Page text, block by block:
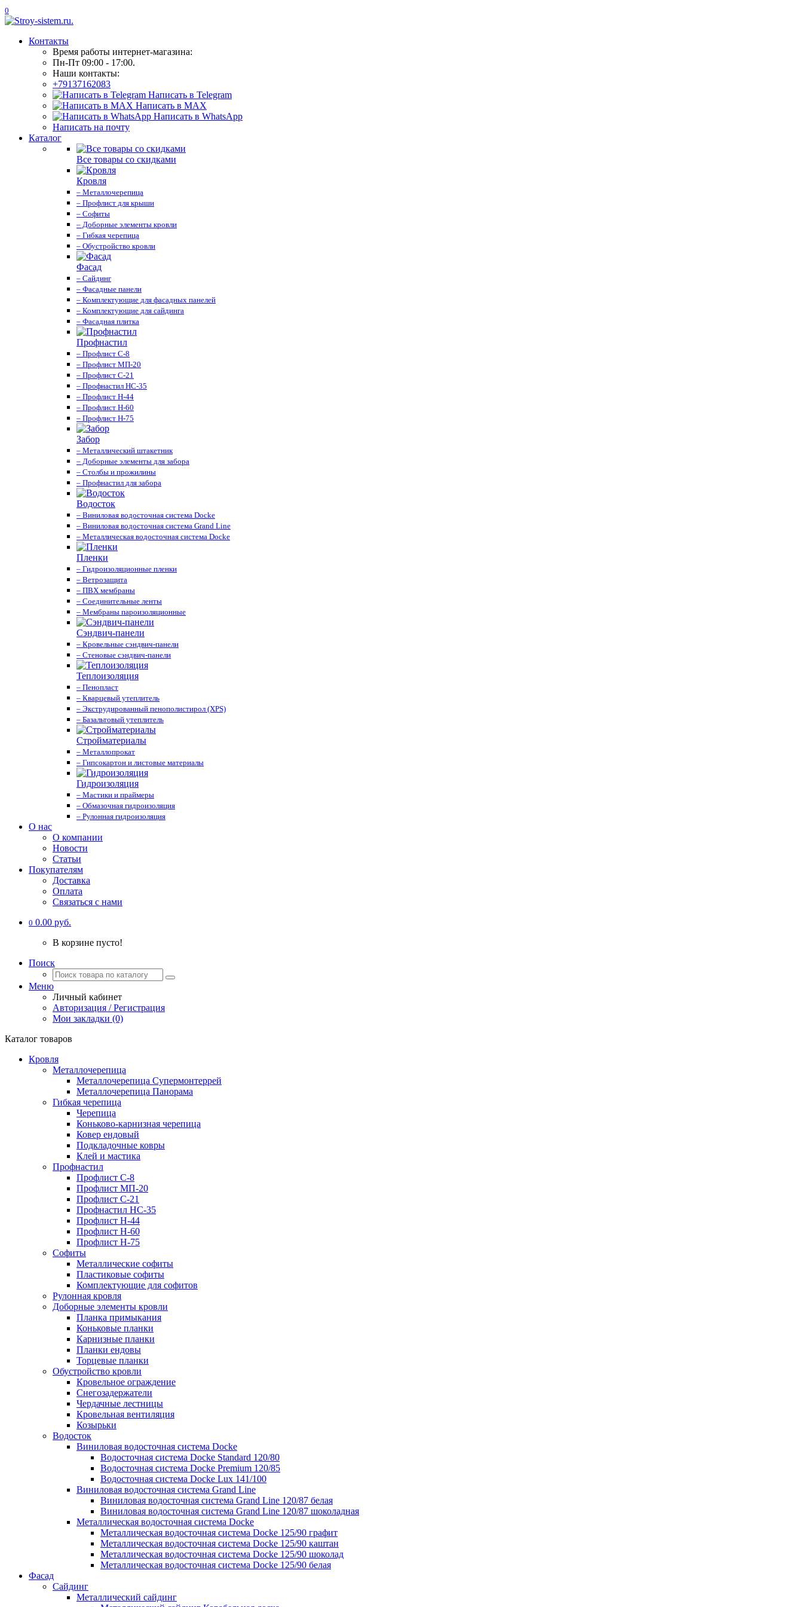
0
Контакты
Время работы интернет-магазина:
Пн-Пт 09:00 - 17:00.
Наши контакты:
+79137162083
Написать в Telegram
Написать в MAX
Написать в WhatsApp
Написать на почту
Каталог
Все товары со скидками
Кровля
– Металлочерепица
– Профлист для крыши
– Софиты
– Доборные элементы кровли
– Гибкая черепица
– Обустройство кровли
Фасад
– Сайдинг
– Фасадные панели
– Комплектующие для фасадных панелей
– Комплектующие для сайдинга
– Фасадная плитка
Профнастил
– Профлист С-8
– Профлист МП-20
– Профлист С-21
– Профнастил НС-35
– Профлист Н-44
– Профлист Н-60
– Профлист Н-75
Забор
– Металлический штакетник
– Доборные элементы для забора
– Столбы и прожилины
– Профнастил для забора
Водосток
– Виниловая водосточная система Docke
– Виниловая водосточная система Grand Line
– Металлическая водосточная система Docke
Пленки
– Гидроизоляционные пленки
– Ветрозащита
– ПВХ мембраны
– Соединительные ленты
– Мембраны пароизоляционные
Сэндвич-панели
– Кровельные сэндвич-панели
– Стеновые сэндвич-панели
Теплоизоляция
– Пенопласт
– Кварцевый утеплитель
– Экструдированный пенополистирол (XPS)
– Базальтовый утеплитель
Стройматериалы
– Металлопрокат
– Гипсокартон и листовые материалы
Гидроизоляция
– Мастики и праймеры
– Обмазочная гидроизоляция
– Рулонная гидроизоляция
О нас
О компании
Новости
Статьи
Покупателям
Доставка
Оплата
Связаться с нами
0 0.00 руб.
В корзине пусто!
Поиск
Меню
Личный кабинет
Авторизация / Регистрация
Мои закладки (0)
Каталог товаров
Кровля
Металлочерепица
Металлочерепица Супермонтеррей
Металлочерепица Панорама
Гибкая черепица
Черепица
Коньково-карнизная черепица
Ковер ендовый
Подкладочные ковры
Клей и мастика
Профнастил
Профлист С-8
Профлист МП-20
Профлист С-21
Профнастил НС-35
Профлист Н-44
Профлист Н-60
Профлист Н-75
Софиты
Металлические софиты
Пластиковые софиты
Комплектующие для софитов
Рулонная кровля
Доборные элементы кровли
Планка примыкания
Коньковые планки
Карнизные планки
Планки ендовы
Торцевые планки
Обустройство кровли
Кровельное ограждение
Снегозадержатели
Чердачные лестницы
Кровельная вентиляция
Козырьки
Водосток
Виниловая водосточная система Docke
Водосточная система Docke Standard 120/80
Водосточная система Docke Premium 120/85
Водосточная система Docke Lux 141/100
Виниловая водосточная система Grand Line
Виниловая водосточная система Grand Line 120/87 белая
Виниловая водосточная система Grand Line 120/87 шоколадная
Металлическая водосточная система Docke
Металлическая водосточная система Docke 125/90 графит
Металлическая водосточная система Docke 125/90 каштан
Металлическая водосточная система Docke 125/90 шоколад
Металлическая водосточная система Docke 125/90 белая
Фасад
Сайдинг
Металлический сайдинг